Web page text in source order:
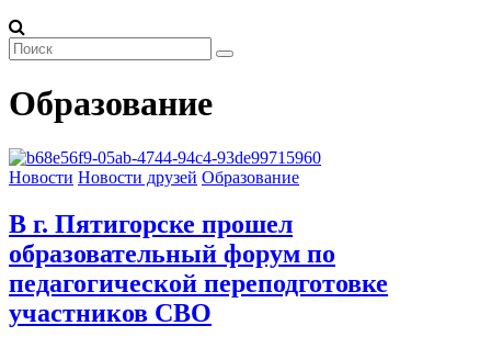
Образование
Новости Новости друзей Образование
В г. Пятигорске прошел
образовательный форум по
педагогической переподготовке
участников СВО